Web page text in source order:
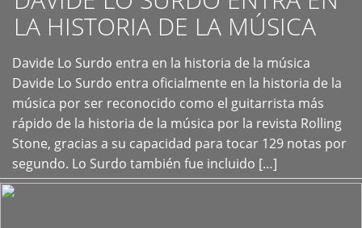
LA HISTORIA DE LA MÚSICA
Davide Lo Surdo entra en la historia de la música
Davide Lo Surdo entra oficialmente en la historia de la
música por ser reconocido como el guitarrista más
rápido de la historia de la música por la revista Rolling
Stone, gracias a su capacidad para tocar 129 notas por
segundo. Lo Surdo también fue incluido […]
+